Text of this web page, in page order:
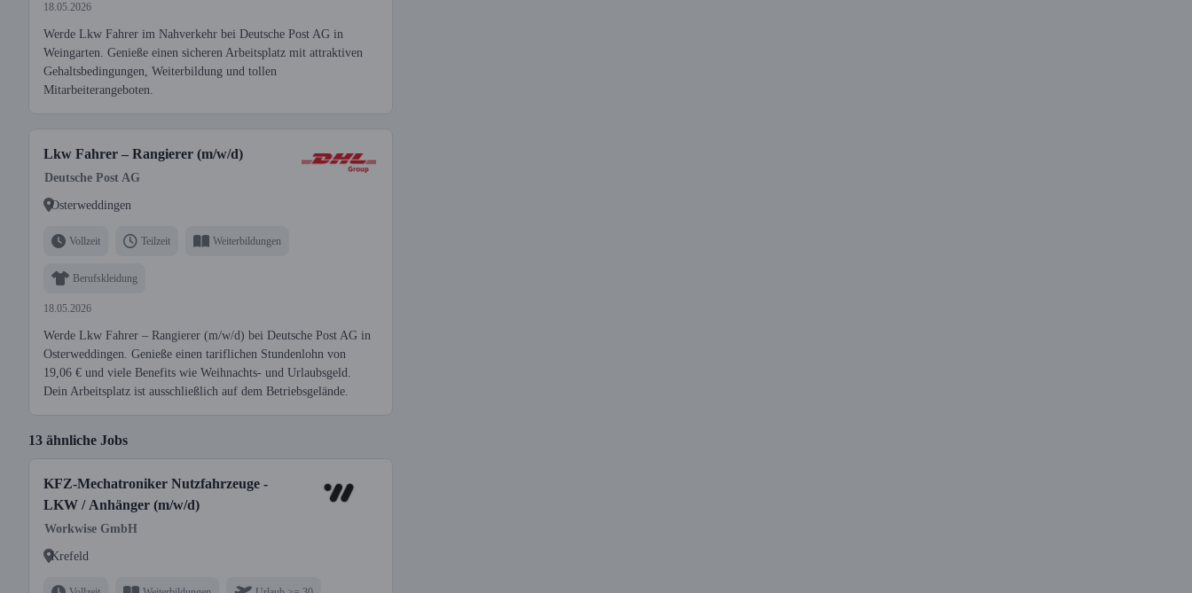
18.05.2026
Werde Lkw Fahrer im Nahverkehr bei Deutsche Post AG in
Weingarten. Genieße einen sicheren Arbeitsplatz mit attraktiven
Gehaltsbedingungen, Weiterbildung und tollen
Mitarbeiterangeboten.
Lkw Fahrer – Rangierer (m/w/d)
Deutsche Post AG
Osterweddingen
Vollzeit Teilzeit Weiterbildungen
Berufskleidung
18.05.2026
Werde Lkw Fahrer – Rangierer (m/w/d) bei Deutsche Post AG in
Osterweddingen. Genieße einen tariflichen Stundenlohn von
19,06 € und viele Benefits wie Weihnachts- und Urlaubsgeld.
Dein Arbeitsplatz ist ausschließlich auf dem Betriebsgelände.
13 ähnliche Jobs
KFZ-Mechatroniker Nutzfahrzeuge -
LKW / Anhänger (m/w/d)
Workwise GmbH
Krefeld